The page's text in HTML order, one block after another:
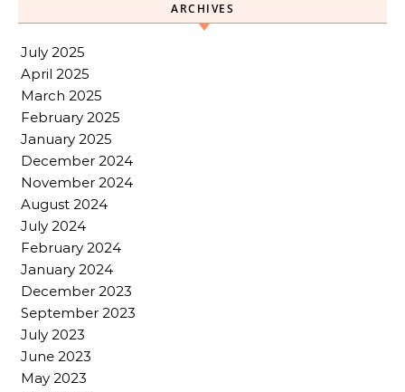
ARCHIVES
July 2025
April 2025
March 2025
February 2025
January 2025
December 2024
November 2024
August 2024
July 2024
February 2024
January 2024
December 2023
September 2023
July 2023
June 2023
May 2023